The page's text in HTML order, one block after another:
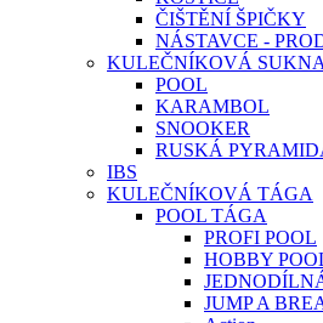
ČIŠTĚNÍ ŠPIČKY
NÁSTAVCE -
KULEČNÍKOVÁ SUKNA
POOL
KARAMBOL
SNOOKER
RUSKÁ
IBS
KULEČNÍKOVÁ TÁGA
POOL TÁGA
PROFI POOL
HOBBY
JUMP A